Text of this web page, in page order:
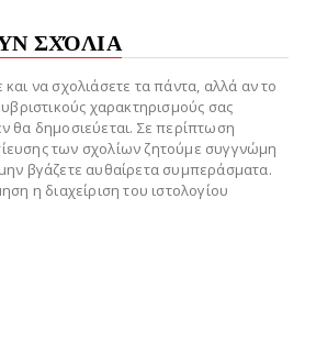
ΣΧΌΛΙΑ
να σχολιάσετε τα πάντα, αλλά αν το
χαρακτηρισμούς σας
θα δημοσιεύεται. Σε περίπτωση
των σχολίων ζητούμε συγγνώμη
βγάζετε αυθαίρετα συμπεράσματα.
η διαχείριση του ιστολογίου